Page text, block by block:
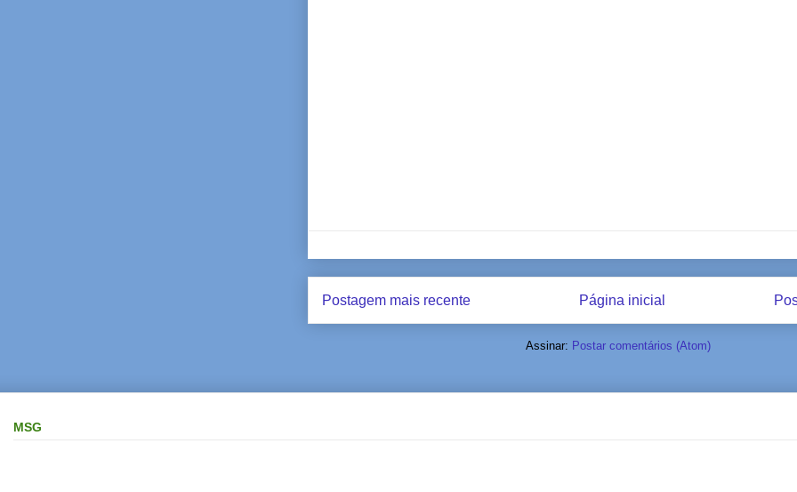
Postagem mais recente Página inicial
Assinar: Postar comentários (Atom)
MSG